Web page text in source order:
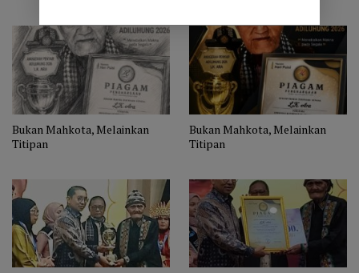
Bukan Mahkota, Melainkan
Titipan
Bukan Mahkota, Melainkan
Titipan